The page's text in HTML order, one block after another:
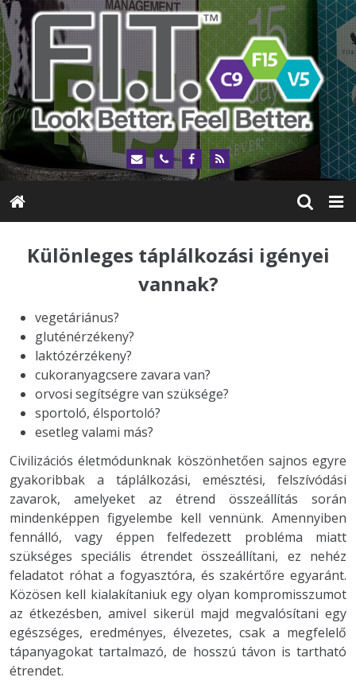
Különleges táplálkozási igényei
vannak?
vegetáriánus?
gluténérzékeny?
laktózérzékeny?
cukoranyagcsere zavara van?
orvosi segítségre van szüksége?
sportoló, élsportoló?
esetleg valami más?
Civilizációs életmódunknak köszönhetően sajnos egyre
gyakoribbak a táplálkozási, emésztési, felszívódási
zavarok, amelyeket az étrend összeállítás során
mindenképpen figyelembe kell vennünk. Amennyiben
fennálló, vagy éppen felfedezett probléma miatt
szükséges speciális étrendet összeállítani, ez nehéz
feladatot róhat a fogyasztóra, és szakértőre egyaránt.
Közösen kell kialakítaniuk egy olyan kompromisszumot
az étkezésben, amivel sikerül majd megvalósítani egy
egészséges, eredményes, élvezetes, csak a megfelelő
tápanyagokat tartalmazó, de hosszú távon is tartható
étrendet.